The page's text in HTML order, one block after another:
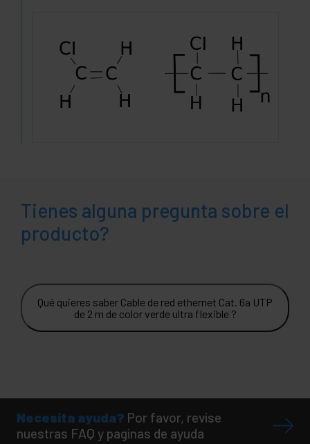
Tienes alguna pregunta sobre el
producto?
Qué quieres saber Cable de red ethernet Cat. 6a UTP
de 2 m de color verde ultra flexible ?
Necesita ayuda? Por favor, revise
nuestras FAQ y paginas de ayuda